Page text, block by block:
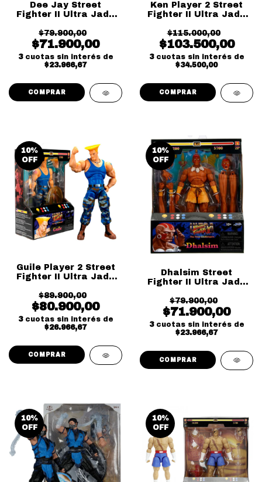
Dee Jay Street
Fighter II Ultra Jada
$79.900,00
$71.900,00
3 cuotas sin interés de
$23.966,67
Ken Player 2 Street
Fighter II Ultra Jada
$115.000,00
$103.500,00
3 cuotas sin interés de
$34.500,00
10%
OFF
Guile Player 2 Street
Fighter II Ultra Jada
$89.900,00
$80.900,00
3 cuotas sin interés de
$26.966,67
10%
OFF
Dhalsim Street
Fighter II Ultra Jada
$79.900,00
$71.900,00
3 cuotas sin interés de
$23.966,67
10%
OFF
10%
OFF